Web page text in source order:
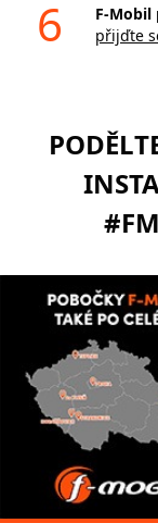
6
F-Mobil
přijďte